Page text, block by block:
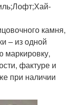
камня,
– из одной
маркировку,
фактуре и
при наличии